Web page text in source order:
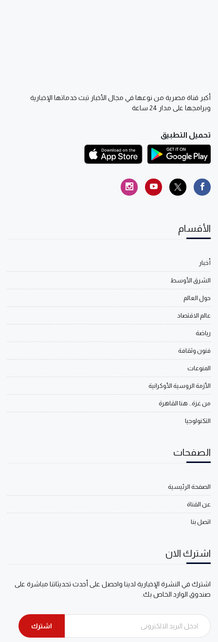
أكبر قناة مصرية من نوعها في مجال الأخبار تبث خدماتها الإخبارية
وبرامجها على مدار 24 ساعة
تحميل التطبيق
الأقسام
أخبار
الشرق الأوسط
حول العالم
عالم الاقتصاد
رياضة
فنون وثقافة
المنوعات
الأزمة الروسية الأوكرانية
من غزة.. هنا القاهرة
التكنولوجيا
الصفحات
الصفحة الرئيسية
عن القناة
اتصل بنا
اشترك الان
اشترك في النشرة الإخبارية لدينا واحصل على أحدث تحديثاتنا مباشرة على
صندوق الوارد الخاص بك.
اشترك